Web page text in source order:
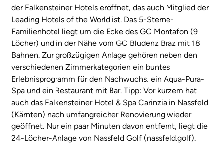
der Falkensteiner Hotels eröffnet, das auch Mitglied der
Leading Hotels of the World ist. Das 5-Sterne-
Familienhotel liegt um die Ecke des GC Montafon (9
Löcher) und in der Nähe vom GC Bludenz Braz mit 18
Bahnen. Zur großzügigen Anlage gehören neben den
verschiedenen Zimmerkategorien ein buntes
Erlebnisprogramm für den Nachwuchs, ein Aqua-Pura-
Spa und ein Restaurant mit Bar. Tipp: Vor kurzem hat
auch das Falkensteiner Hotel & Spa Carinzia in Nassfeld
(Kärnten) nach umfangreicher Renovierung wieder
geöffnet. Nur ein paar Minuten davon entfernt, liegt die
24-Löcher-Anlage von Nassfeld Golf (nassfeld.golf).